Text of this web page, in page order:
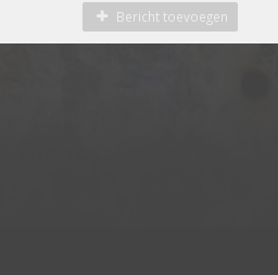
Bericht toevoegen